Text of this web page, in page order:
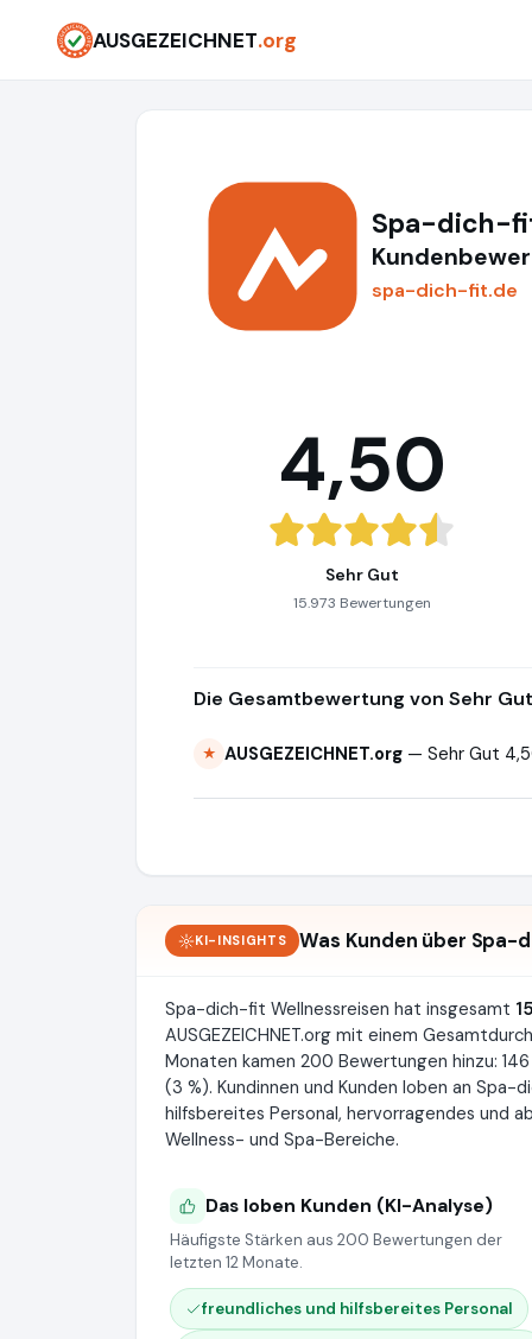
AUSGEZEICHNET.org
Spa-dich-
spa-dich-fit.de
4,50
Sehr Gut
15.973 Bewertungen
Die Gesamtbewertung von Sehr
★ AUSGEZEICHNET.org — Sehr Gut
KI-INSIGHTS Was Kunden über Spa-
Spa-dich-fit Wellnessreisen hat insgesamt
AUSGEZEICHNET.org mit einem
Monaten kamen 200 Bewertungen hinzu:
(3 %). Kundinnen und Kunden loben an
hilfsbereites Personal, hervorragendes und
Wellness- und Spa-Bereiche.
Das loben Kunden (KI-Analyse)
Häufigste Stärken aus 200 Bewertungen der
letzten 12 Monate.
freundliches und hilfsbereites Personal